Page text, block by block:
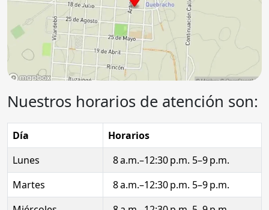
Nuestros horarios de atención son:
Día
Horarios
Lunes
8 a.m.–12:30 p.m. 5–9 p.m.
Martes
8 a.m.–12:30 p.m. 5–9 p.m.